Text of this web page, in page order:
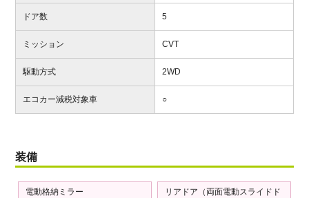
ドア数 5
ミッション CVT
駆動方式 2WD
エコカー減税対象車 ○
装備
電動格納ミラー
リアドア（両面電動スライドド